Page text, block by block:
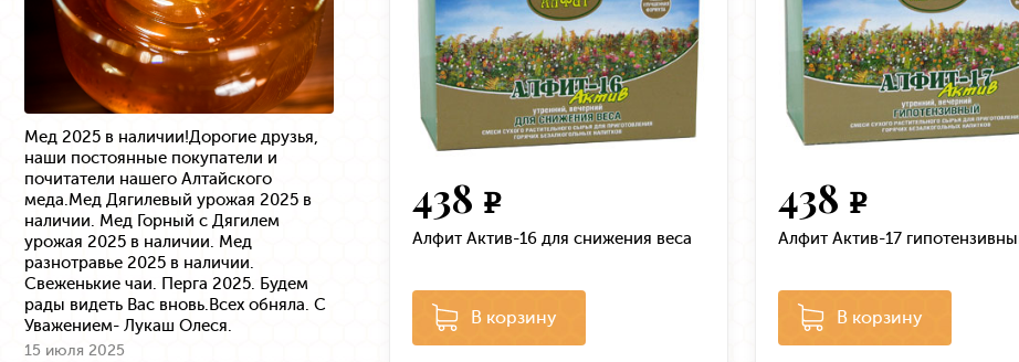
Мед 2025 в наличии!Дорогие друзья,
наши постоянные покупатели и
почитатели нашего Алтайского
меда.Мед Дягилевый урожая 2025 в
наличии. Мед Горный с Дягилем
урожая 2025 в наличии. Мед
разнотравье 2025 в наличии.
Свеженькие чаи. Перга 2025. Будем
рады видеть Вас вновь.Всех обняла. С
Уважением- Лукаш Олеся.
15 июля 2025
438 e
Алфит Актив-16 для снижения веса
В корзину
438 e
Алфит Актив-17
В корзину